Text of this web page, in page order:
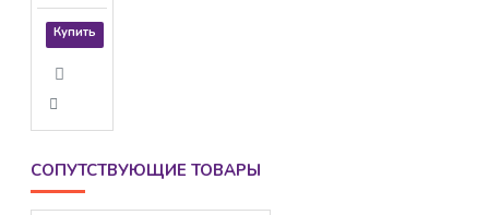
Купить
СОПУТСТВУЮЩИЕ ТОВАРЫ